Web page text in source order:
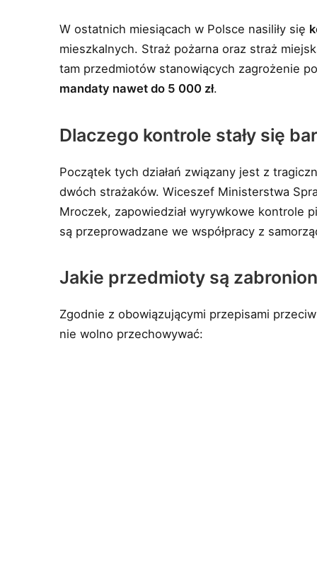
W ostatnich miesiącach w Polsce nasiliły się
mieszkalnych. Straż pożarna oraz straż
tam przedmiotów stanowiących zagrożenie
mandaty nawet do 5 000 zł.
Dlaczego kontrole stały się
Początek tych działań związany jest z
dwóch strażaków. Wiceszef Ministerstwa
Mroczek, zapowiedział wyrywkowe kontrole
są przeprowadzane we współpracy z
Jakie przedmioty są
Zgodnie z obowiązującymi przepisami
nie wolno przechowywać: